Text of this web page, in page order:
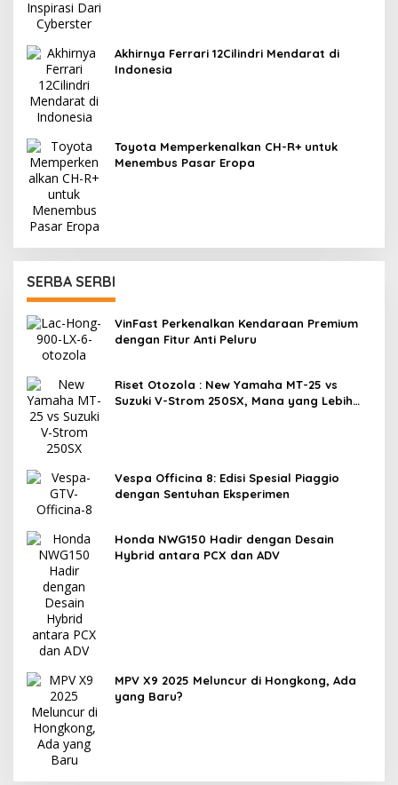
Akhirnya Ferrari 12Cilindri Mendarat di
Indonesia
Toyota Memperkenalkan CH-R+ untuk
Menembus Pasar Eropa
SERBA SERBI
VinFast Perkenalkan Kendaraan Premium
dengan Fitur Anti Peluru
Riset Otozola : New Yamaha MT-25 vs
Suzuki V-Strom 250SX, Mana yang Lebih
Vespa Officina 8: Edisi Spesial Piaggio
dengan Sentuhan Eksperimen
Honda NWG150 Hadir dengan Desain
Hybrid antara PCX dan ADV
MPV X9 2025 Meluncur di Hongkong, Ada
yang Baru?